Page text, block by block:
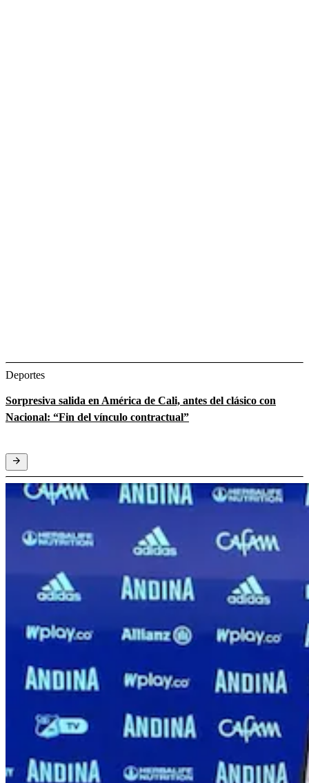
Deportes
Sorpresiva salida en América de Cali, antes del clásico con
Nacional: “Fin del vínculo contractual”